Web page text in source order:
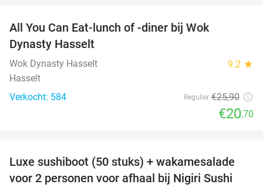
All You Can Eat-lunch of -diner bij Wok
Dynasty Hasselt
Wok Dynasty Hasselt 9.2 star
Hasselt
Verkocht: 584
Regulier €25,90
€20,70
55%
Luxe sushiboot (50 stuks) + wakamesalade
voor 2 personen voor afhaal bij Nigiri Sushi